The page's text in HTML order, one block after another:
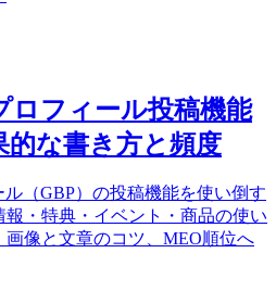
ロフィール投稿機能
的な書き方と頻度
（GBP）の投稿機能を使い倒す
・特典・イベント・商品の使い
像と文章のコツ、MEO順位へ